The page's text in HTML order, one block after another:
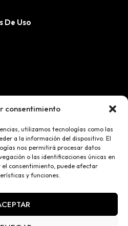
consentimiento
utilizamos tecnologías como las
a la información del dispositivo. El
nos permitirá procesar datos
o las identificaciones únicas en
consentimiento, puede afectar
y funciones.
De Uso